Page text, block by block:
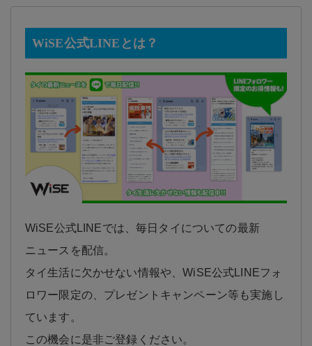
WiSE公式LINEとは？
WiSE公式LINEでは、毎日タイについての最新
ニュースを配信。
タイ生活に欠かせない情報や、WiSE公式LINEフォ
ロワー限定の、プレゼントキャンペーン等も実施し
ています。
この機会に是非ご登録ください。